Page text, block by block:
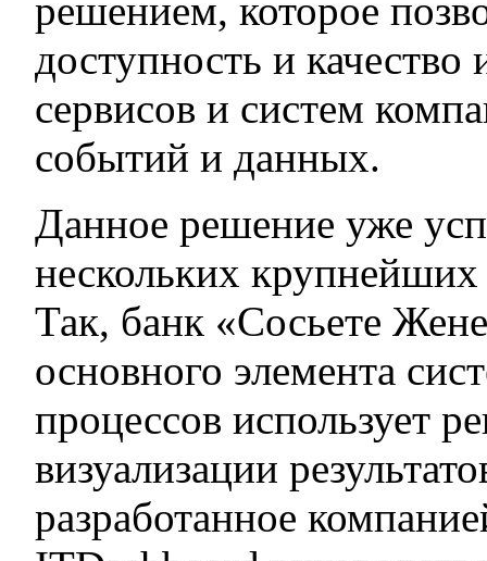
решением, которое
доступность и
сервисов и систем
событий и данных.
Данное решение уже
нескольких
Так, банк «Сосьете
основного элемента
процессов использует
визуализации
разработанное